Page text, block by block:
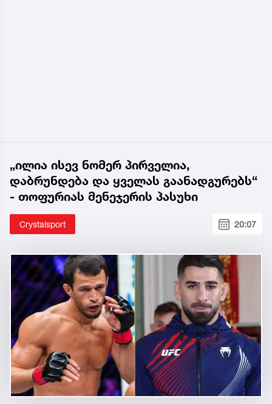
„ილია ისევ ნომერ პირველია,
დაბრუნდება და ყველას გაანადგურებს“
- თოფურიას მენეჯერის პასუხი
Crystalsport 20:07